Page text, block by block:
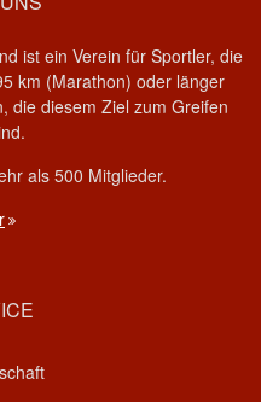
ist ein Verein für Sportler, die
km (Marathon) oder länger
die diesem Ziel zum Greifen
als 500 Mitglieder.